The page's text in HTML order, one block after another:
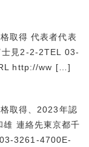
取得 代表者代表
見2-2-2TEL 03-
http://ww […]
取得、2023年認
連絡先東京都千
3261-4700E-